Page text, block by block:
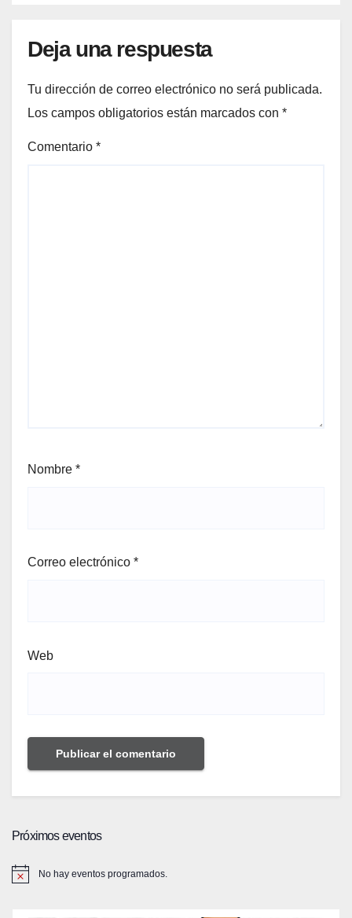
Deja una respuesta
Tu dirección de correo electrónico no será publicada.
Los campos obligatorios están marcados con *
Comentario *
Nombre *
Correo electrónico *
Web
Próximos eventos
No hay eventos programados.